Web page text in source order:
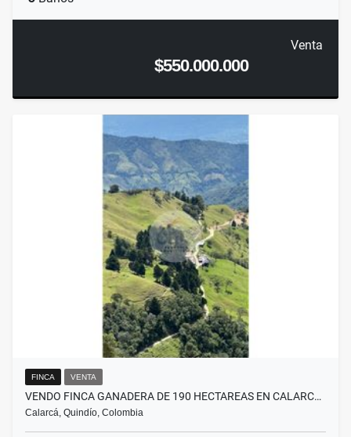
Venta
$550.000.000
FINCA VENTA
VENDO FINCA GANADERA DE 190 HECTAREAS EN CALARC…
Calarcá, Quindío, Colombia